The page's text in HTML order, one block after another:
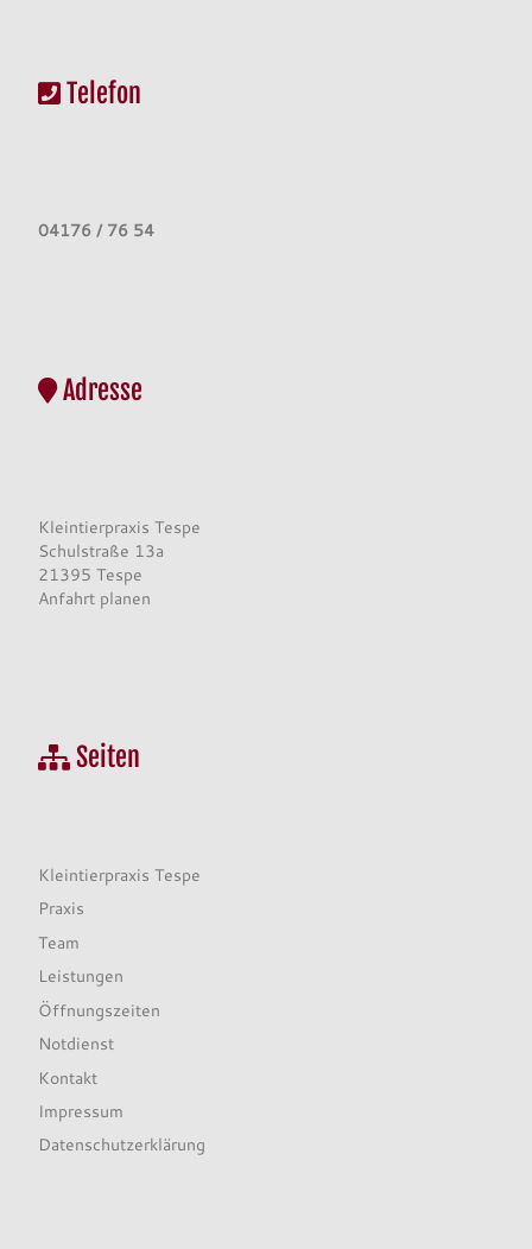
Telefon
04176 / 76 54
Adresse
Kleintierpraxis Tespe
Schulstraße 13a
21395 Tespe
Anfahrt planen
Seiten
Kleintierpraxis Tespe
Praxis
Team
Leistungen
Öffnungszeiten
Notdienst
Kontakt
Impressum
Datenschutzerklärung